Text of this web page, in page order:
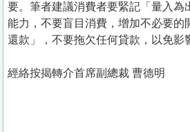
要。筆者建議消費者要緊記「量入為
能力，不要盲目消費，增加不必要的
還款」，不要拖欠任何貸款，以免影
經絡按揭轉介首席副總裁 曹德明